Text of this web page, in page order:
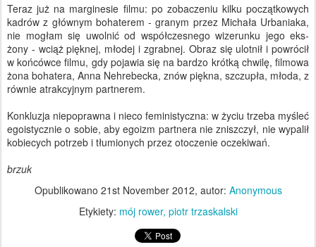
Teraz już na marginesie filmu: po zobaczeniu kilku początkowych
kadrów z głównym bohaterem - granym przez Michała Urbaniaka,
nie mogłam się uwolnić od współczesnego wizerunku jego eks-
żony - wciąż pięknej, młodej i zgrabnej. Obraz się ulotnił i powrócił
w końcówce filmu, gdy pojawia się na bardzo krótką chwilę, filmowa
żona bohatera, Anna Nehrebecka, znów piękna, szczupła, młoda, z
równie atrakcyjnym partnerem.
Konkluzja niepoprawna i nieco feministyczna: w życiu trzeba myśleć
egoistycznie o sobie, aby egoizm partnera nie zniszczył, nie wypalił
kobiecych potrzeb i tłumionych przez otoczenie oczekiwań.
brzuk
Opublikowano 21st November 2012, autor: Anonymous
Etykiety: mój rower piotr trzaskalski